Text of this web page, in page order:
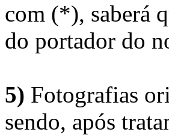
com (*), saberá
do portador do
5) Fotografias
sendo, após